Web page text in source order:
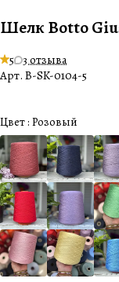
Шелк Botto
5 3 отзыва
Арт. B-SK-0104-5
Цвет : Розовый